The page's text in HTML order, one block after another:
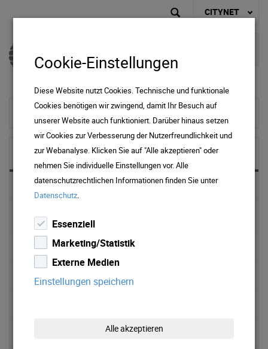
CITYNET
NEWS & MEDIA
News 2025
News 2024
News 2023
Cookie-Einstellungen
Diese Website nutzt Cookies. Technische und funktionale
Cookies benötigen wir zwingend, damit Ihr Besuch auf
unserer Website auch funktioniert. Darüber hinaus setzen
wir Cookies zur Verbesserung der Nutzerfreundlichkeit und
zur Webanalyse. Klicken Sie auf "Alle akzeptieren" oder
nehmen Sie individuelle Einstellungen vor. Alle
datenschutzrechtlichen Informationen finden Sie unter
Datenschutz.
Essenziell
Marketing/Statistik
Externe Medien
Einstellungen speichern
Alle akzeptieren